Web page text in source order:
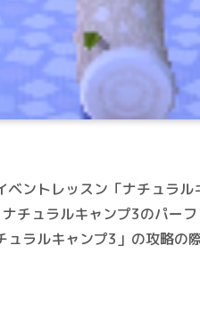
ントレッスン「ナチュラ
チュラルキャンプ3のパー
ラルキャンプ3」の攻略の